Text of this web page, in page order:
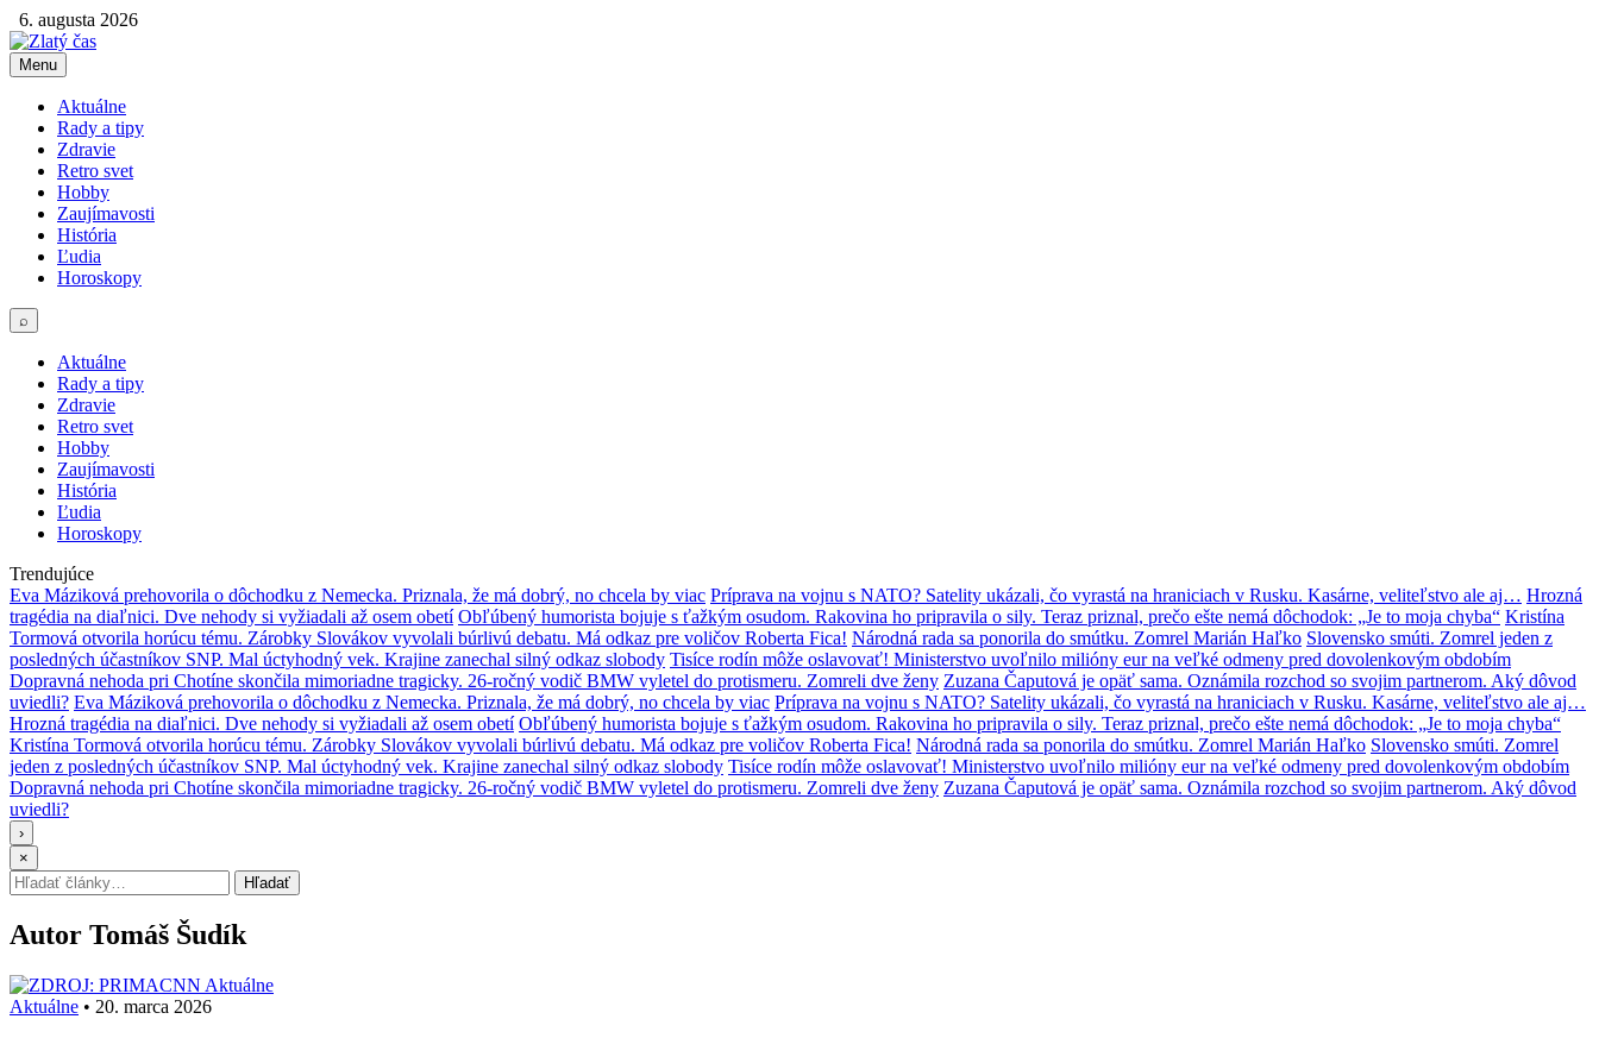
6. augusta 2026
Menu
Aktuálne
Rady a tipy
Zdravie
Retro svet
Hobby
Zaujímavosti
História
Ľudia
Horoskopy
⌕
Aktuálne
Rady a tipy
Zdravie
Retro svet
Hobby
Zaujímavosti
História
Ľudia
Horoskopy
Trendujúce
Eva Máziková prehovorila o dôchodku z Nemecka. Priznala, že má dobrý, no chcela by viac Príprava na vojnu s NATO? Satelity ukázali, čo vyrastá na hraniciach v Rusku. Kasárne, veliteľstvo ale aj… Hrozná
tragédia na diaľnici. Dve nehody si vyžiadali až osem obetí Obľúbený humorista bojuje s ťažkým osudom. Rakovina ho pripravila o sily. Teraz priznal, prečo ešte nemá dôchodok: „Je to moja chyba“ Kristína
Tormová otvorila horúcu tému. Zárobky Slovákov vyvolali búrlivú debatu. Má odkaz pre voličov Roberta Fica! Národná rada sa ponorila do smútku. Zomrel Marián Haľko Slovensko smúti. Zomrel jeden z
posledných účastníkov SNP. Mal úctyhodný vek. Krajine zanechal silný odkaz slobody Tisíce rodín môže oslavovať! Ministerstvo uvoľnilo milióny eur na veľké odmeny pred dovolenkovým obdobím
Dopravná nehoda pri Chotíne skončila mimoriadne tragicky. 26-ročný vodič BMW vyletel do protismeru. Zomreli dve ženy Zuzana Čaputová je opäť sama. Oznámila rozchod so svojim partnerom. Aký dôvod
uviedli? Eva Máziková prehovorila o dôchodku z Nemecka. Priznala, že má dobrý, no chcela by viac Príprava na vojnu s NATO? Satelity ukázali, čo vyrastá na hraniciach v Rusku. Kasárne, veliteľstvo ale aj…
Hrozná tragédia na diaľnici. Dve nehody si vyžiadali až osem obetí Obľúbený humorista bojuje s ťažkým osudom. Rakovina ho pripravila o sily. Teraz priznal, prečo ešte nemá dôchodok: „Je to moja chyba“
Kristína Tormová otvorila horúcu tému. Zárobky Slovákov vyvolali búrlivú debatu. Má odkaz pre voličov Roberta Fica! Národná rada sa ponorila do smútku. Zomrel Marián Haľko Slovensko smúti. Zomrel
jeden z posledných účastníkov SNP. Mal úctyhodný vek. Krajine zanechal silný odkaz slobody Tisíce rodín môže oslavovať! Ministerstvo uvoľnilo milióny eur na veľké odmeny pred dovolenkovým obdobím
Dopravná nehoda pri Chotíne skončila mimoriadne tragicky. 26-ročný vodič BMW vyletel do protismeru. Zomreli dve ženy Zuzana Čaputová je opäť sama. Oznámila rozchod so svojim partnerom. Aký dôvod
uviedli?
›
×
Hľadať: Hľadať
Autor Tomáš Šudík
Aktuálne
Aktuálne • 20. marca 2026